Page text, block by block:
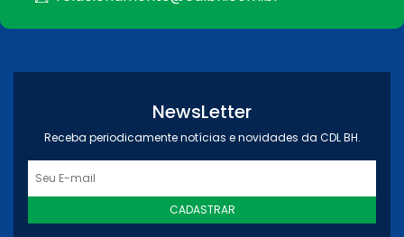
NewsLetter
Receba periodicamente notícias e novidades da CDL BH.
CADASTRAR